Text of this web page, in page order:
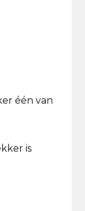
één van
is